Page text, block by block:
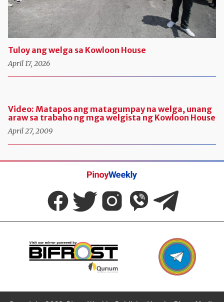
Tuloy ang welga sa Kowloon House
April 17, 2026
Video: Matapos ang matagumpay na welga, unang
araw sa trabaho ng mga welgista ng Kowloon House
April 27, 2009
Pinoy
Weekly